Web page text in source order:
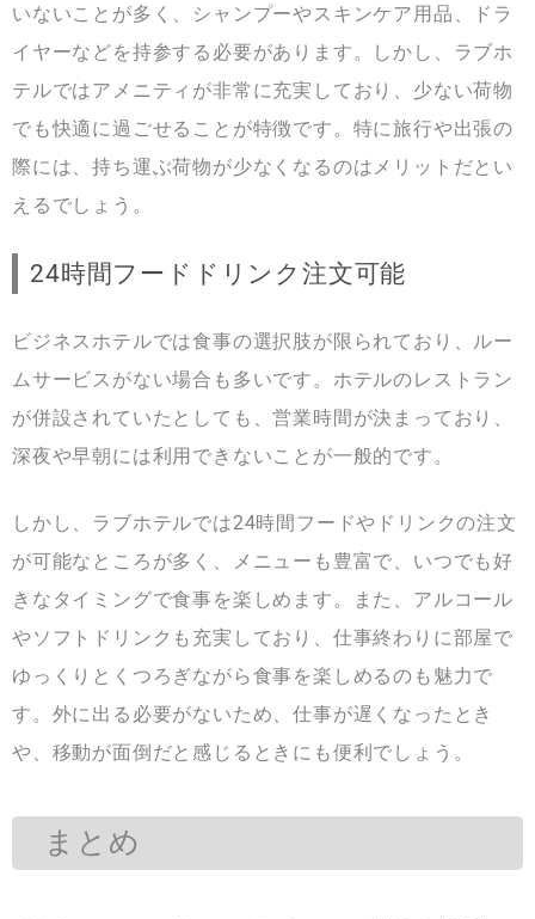
いないことが多く、シャンプーやスキンケア用品、ドラ
イヤーなどを持参する必要があります。しかし、ラブホ
テルではアメニティが非常に充実しており、少ない荷物
でも快適に過ごせることが特徴です。特に旅行や出張の
際には、持ち運ぶ荷物が少なくなるのはメリットだとい
えるでしょう。
24時間フードドリンク注文可能
ビジネスホテルでは食事の選択肢が限られており、ルー
ムサービスがない場合も多いです。ホテルのレストラン
が併設されていたとしても、営業時間が決まっており、
深夜や早朝には利用できないことが一般的です。
しかし、ラブホテルでは24時間フードやドリンクの注文
が可能なところが多く、メニューも豊富で、いつでも好
きなタイミングで食事を楽しめます。また、アルコール
やソフトドリンクも充実しており、仕事終わりに部屋で
ゆっくりとくつろぎながら食事を楽しめるのも魅力で
す。外に出る必要がないため、仕事が遅くなったとき
や、移動が面倒だと感じるときにも便利でしょう。
まとめ